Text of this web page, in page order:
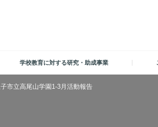
学校教育に対する研究・助成事業
市立高尾山学園1-3月活動報告